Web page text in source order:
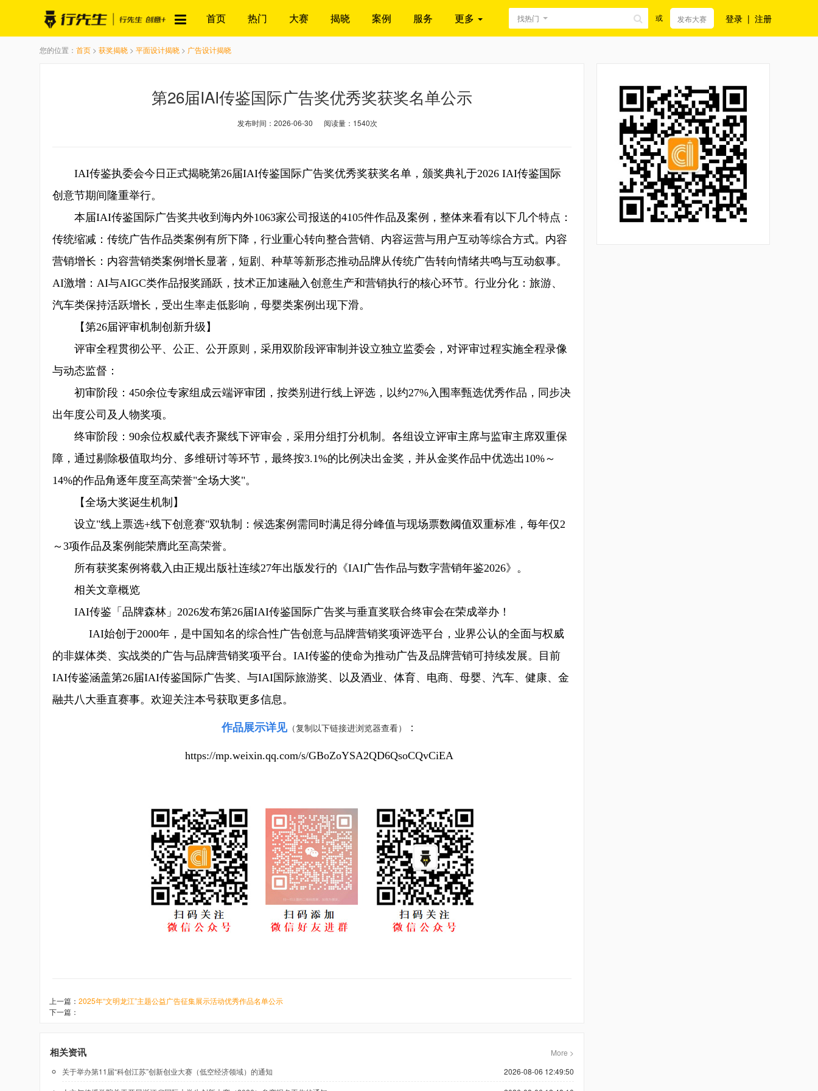
首页 热门 大赛 揭晓 案例 服务 更多 找热门 或 发布大赛 登录 | 注册
您的位置： 首页 > 获奖揭晓 > 平面设计揭晓 > 广告设计揭晓
第26届IAI传鉴国际广告奖优秀奖获奖名单公示
发布时间：2026-06-30 阅读量：1540次
IAI传鉴执委会今日正式揭晓第26届IAI传鉴国际广告奖优秀奖获奖名单，颁奖典礼于2026 IAI传鉴国际
创意节期间隆重举行。
本届IAI传鉴国际广告奖共收到海内外1063家公司报送的4105件作品及案例，整体来看有以下几个特点：
传统缩减：传统广告作品类案例有所下降，行业重心转向整合营销、内容运营与用户互动等综合方式。内容
营销增长：内容营销类案例增长显著，短剧、种草等新形态推动品牌从传统广告转向情绪共鸣与互动叙事。
AI激增：AI与AIGC类作品报奖踊跃，技术正加速融入创意生产和营销执行的核心环节。行业分化：旅游、
汽车类保持活跃增长，受出生率走低影响，母婴类案例出现下滑。
【第26届评审机制创新升级】
评审全程贯彻公平、公正、公开原则，采用双阶段评审制并设立独立监委会，对评审过程实施全程录像
与动态监督：
初审阶段：450余位专家组成云端评审团，按类别进行线上评选，以约27%入围率甄选优秀作品，同步决
出年度公司及人物奖项。
终审阶段：90余位权威代表齐聚线下评审会，采用分组打分机制。各组设立评审主席与监审主席双重保
障，通过剔除极值取均分、多维研讨等环节，最终按3.1%的比例决出金奖，并从金奖作品中优选出10%～
14%的作品角逐年度至高荣誉"全场大奖"。
【全场大奖诞生机制】
设立"线上票选+线下创意赛"双轨制：候选案例需同时满足得分峰值与现场票数阈值双重标准，每年仅2
～3项作品及案例能荣膺此至高荣誉。
所有获奖案例将载入由正规出版社连续27年出版发行的《IAI广告作品与数字营销年鉴2026》。
相关文章概览
IAI传鉴「品牌森林」2026发布第26届IAI传鉴国际广告奖与垂直奖联合终审会在荣成举办！
IAI始创于2000年，是中国知名的综合性广告创意与品牌营销奖项评选平台，业界公认的全面与权威
的非媒体类、实战类的广告与品牌营销奖项平台。IAI传鉴的使命为推动广告及品牌营销可持续发展。目前
IAI传鉴涵盖第26届IAI传鉴国际广告奖、与IAI国际旅游奖、以及酒业、体育、电商、母婴、汽车、健康、金
融共八大垂直赛事。欢迎关注本号获取更多信息。
作品展示详见（复制以下链接进浏览器查看） ：
https://mp.weixin.qq.com/s/GBoZoYSA2QD6QsoCQvCiEA
上一篇： 2025年“文明龙江”主题公益广告征集展示活动优秀作品名单公示
下一篇：
相关资讯
More >
关于举办第11届“科创江苏”创新创业大赛（低空经济领域）的通知
2026-08-06 12:49:50